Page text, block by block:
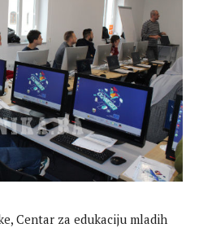
Centar za edukaciju mladih